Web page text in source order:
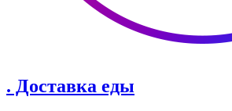
. Доставка еды